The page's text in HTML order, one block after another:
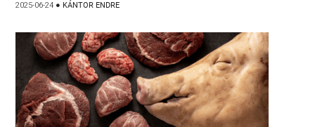
2025-06-24 ● KÁNTOR ENDRE